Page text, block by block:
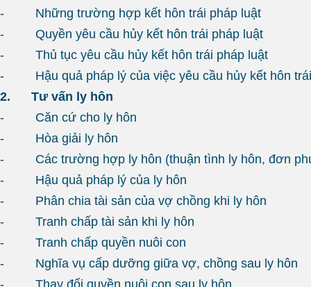
- Những trường hợp kết hôn trái pháp luật
- Quyền yêu cầu hủy kết hôn trái pháp luật
- Thủ tục yêu cầu hủy kết hôn trái pháp luật
- Hậu quả pháp lý của việc yêu cầu hủy kết hôn trái
2. Tư vấn ly hôn
- Căn cứ cho ly hôn
- Hòa giải ly hôn
- Các trường hợp ly hôn (thuận tình ly hôn, đơn
- Hậu quả pháp lý của ly hôn
- Phân chia tài sản của vợ chồng khi ly hôn
- Tranh chấp tài sản khi ly hôn
- Tranh chấp quyền nuôi con
- Nghĩa vụ cấp dưỡng giữa vợ, chồng sau ly hôn
- Thay đổi quyền nuôi con sau ly hôn